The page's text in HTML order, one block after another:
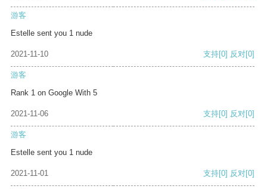
游客
Estelle sent you 1 nude
2021-11-10 支持[0] 反对[0]
游客
Rank 1 on Google With 5
2021-11-06 支持[0] 反对[0]
游客
Estelle sent you 1 nude
2021-11-01 支持[0] 反对[0]